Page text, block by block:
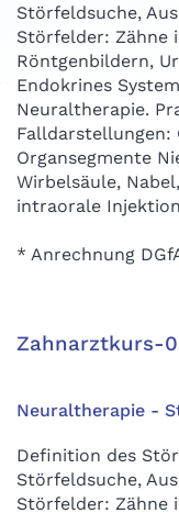
Störfeldsuche,
Störfelder: Zähne
Röntgenbildern,
Endokrines
Neuraltherapie.
Falldarstellungen:
Organsegmente
Wirbelsäule,
intraorale
* Anrechnung
Zahnarztkurs-
Neuraltherapie -
Definition des
Störfeldsuche,
Störfelder: Zähne